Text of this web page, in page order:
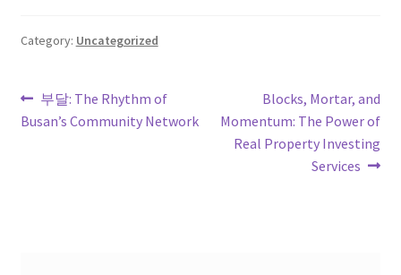
Category: Uncategorized
Post
navigation
Previous
post:
부달: The Rhythm of
Busan’s Community Network
Next
post:
Blocks, Mortar, and
Momentum: The Power of
Real Property Investing
Services